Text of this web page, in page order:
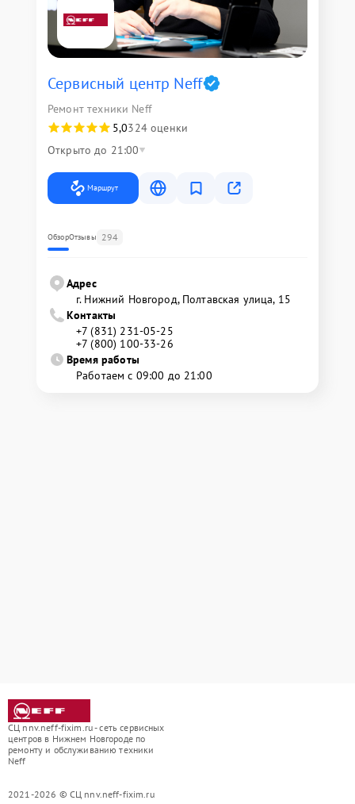
Сервисный центр Neff
Ремонт техники Neff
5,0324 оценки
Открыто до 21:00
Маршрут
ОбзорОтзывы 294
Адрес
г. Нижний Новгород, Полтавская улица, 15
Контакты
+7 (831) 231-05-25
+7 (800) 100-33-26
Время работы
Работаем с 09:00 до 21:00
СЦ nnv.neff-fixim.ru - сеть сервисных
центров в Нижнем Новгороде по
ремонту и обслуживанию техники
Neff
2021-2026 © СЦ nnv.neff-fixim.ru